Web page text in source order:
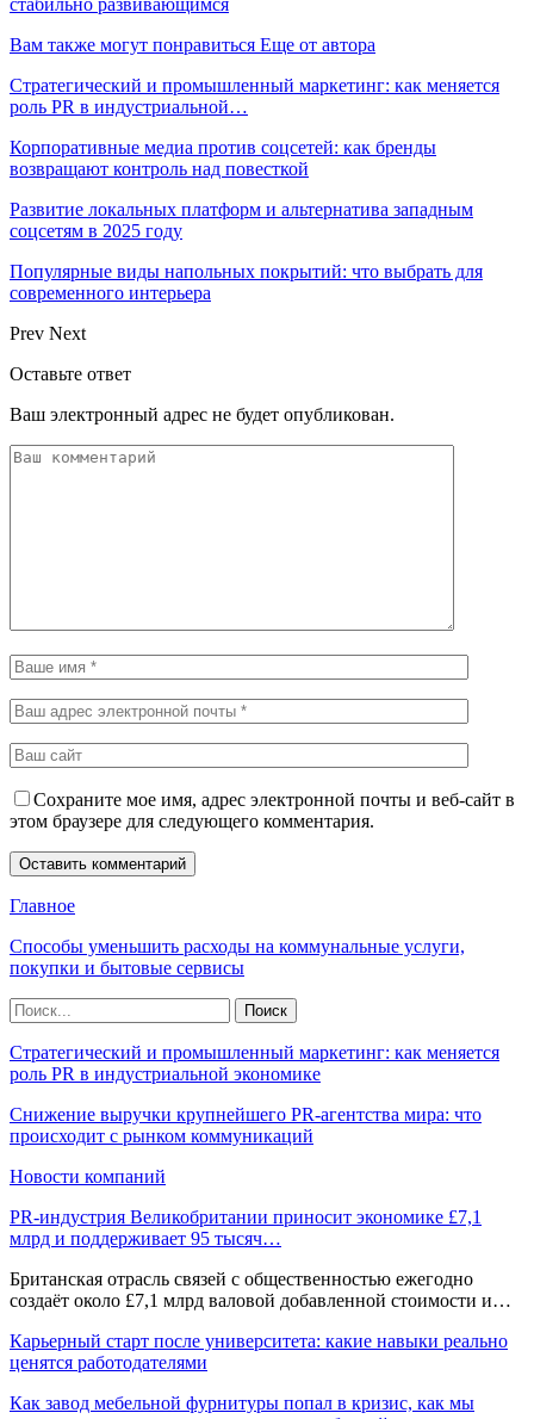
стабильно развивающимся
Вам также могут понравиться Еще от автора
Стратегический и промышленный маркетинг: как меняется
роль PR в индустриальной…
Корпоративные медиа против соцсетей: как бренды
возвращают контроль над повесткой
Развитие локальных платформ и альтернатива западным
соцсетям в 2025 году
Популярные виды напольных покрытий: что выбрать для
современного интерьера
Prev Next
Оставьте ответ
Ваш электронный адрес не будет опубликован.
Сохраните мое имя, адрес электронной почты и веб-сайт в
этом браузере для следующего комментария.
Главное
Способы уменьшить расходы на коммунальные услуги,
покупки и бытовые сервисы
Стратегический и промышленный маркетинг: как меняется
роль PR в индустриальной экономике
Снижение выручки крупнейшего PR-агентства мира: что
происходит с рынком коммуникаций
Новости компаний
PR-индустрия Великобритании приносит экономике £7,1
млрд и поддерживает 95 тысяч…
Британская отрасль связей с общественностью ежегодно
создаёт около £7,1 млрд валовой добавленной стоимости и…
Карьерный старт после университета: какие навыки реально
ценятся работодателями
Как завод мебельной фурнитуры попал в кризис, как мы